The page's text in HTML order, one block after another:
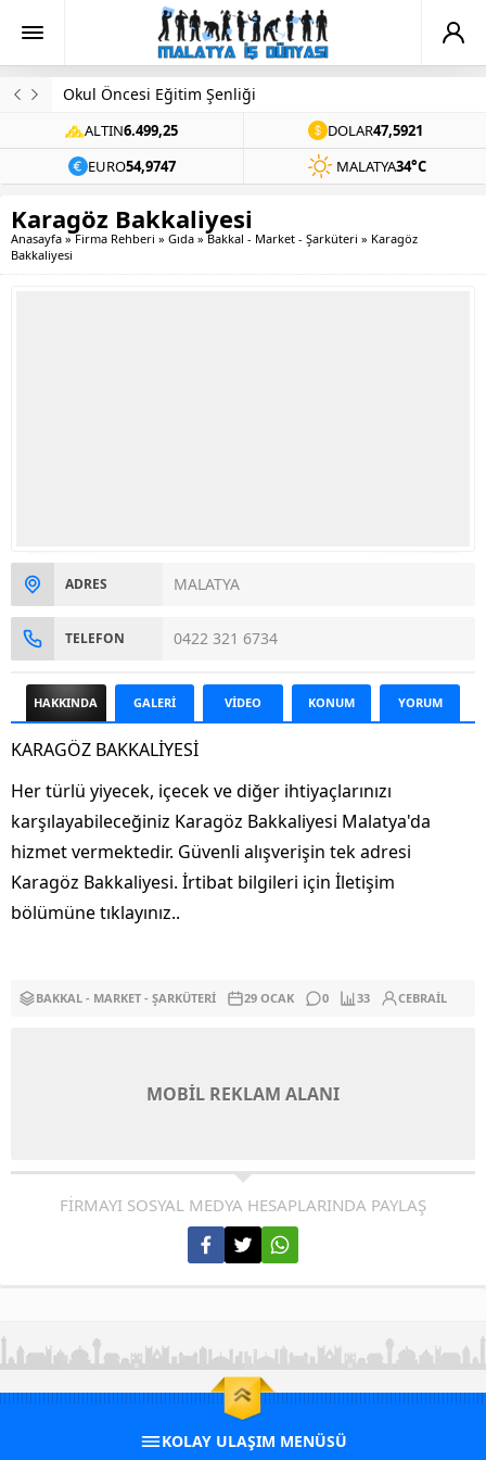
Okul Öncesi Eğitim Şenliği
ALTIN6.499,25 DOLAR47,5921
EURO54,9747 MALATYA34°C
Karagöz Bakkaliyesi
Anasayfa » Firma Rehberi » Gıda » Bakkal - Market - Şarküteri » Karagöz
Bakkaliyesi
ADRES MALATYA
TELEFON 0422 321 6734
HAKKINDA GALERİ VİDEO KONUM YORUM
KARAGÖZ BAKKALİYESİ
Her türlü yiyecek, içecek ve diğer ihtiyaçlarınızı
karşılayabileceğiniz Karagöz Bakkaliyesi Malatya'da
hizmet vermektedir. Güvenli alışverişin tek adresi
Karagöz Bakkaliyesi. İrtibat bilgileri için İletişim
bölümüne tıklayınız..
BAKKAL - MARKET - ŞARKÜTERI 29 OCAK 0 33 CEBRAIL
MOBİL REKLAM ALANI
FİRMAYI SOSYAL MEDYA HESAPLARINDA PAYLAŞ
KOLAY ULAŞIM MENÜSÜ